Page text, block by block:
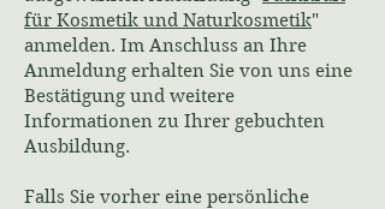
für Kosmetik und Naturkosmetik"
anmelden. Im Anschluss an Ihre
Anmeldung erhalten Sie von uns eine
Bestätigung und weitere
Informationen zu Ihrer gebuchten
Ausbildung.
Falls Sie vorher eine persönliche